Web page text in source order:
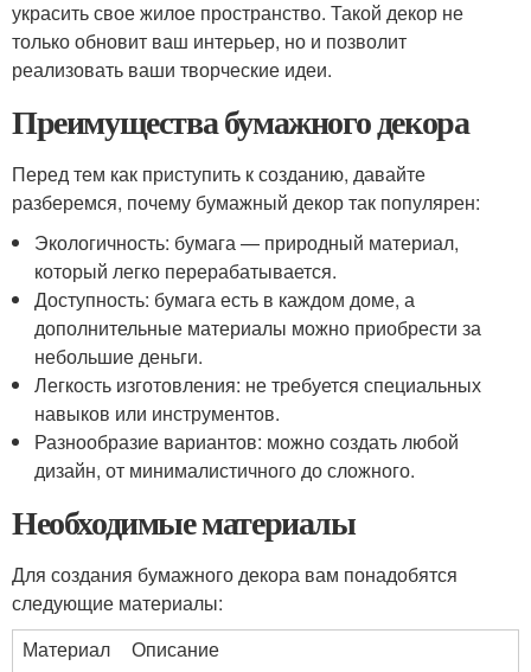
украсить свое жилое пространство. Такой декор не
только обновит ваш интерьер, но и позволит
реализовать ваши творческие идеи.
Преимущества бумажного декора
Перед тем как приступить к созданию, давайте
разберемся, почему бумажный декор так популярен:
Экологичность: бумага — природный материал,
который легко перерабатывается.
Доступность: бумага есть в каждом доме, а
дополнительные материалы можно приобрести за
небольшие деньги.
Легкость изготовления: не требуется специальных
навыков или инструментов.
Разнообразие вариантов: можно создать любой
дизайн, от минималистичного до сложного.
Необходимые материалы
Для создания бумажного декора вам понадобятся
следующие материалы:
Материал
Описание